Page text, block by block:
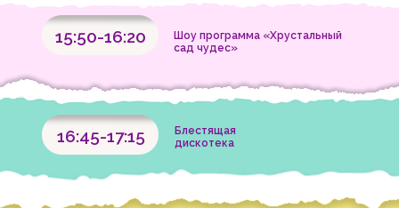
Шоу программа «Хрустальный
сад чудес»
Блестящая
дискотека
15:50-16:20
16:45-17:15